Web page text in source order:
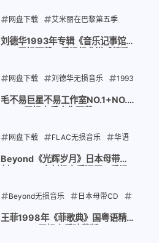
网盘下载 艾米丽在巴黎第五季
Emily in Paris Season 5 网飞剧集
2025-12-19
刘德华1993年专辑《音乐记事馆》
网盘下载 刘德华无损音乐 1993
年经典专辑 港式情歌合集 Flac无
2025-12-19
毛不易巨星不易工作室NO.1+NO.2
网盘下载 FLAC无损音乐 华语
流行音乐 毛不易专辑下载 巨星不
2025-12-19
Beyond《光辉岁月》日本母带慢
Beyond无损音乐 日本母带CD
慢刻技术 WAV无损下载 光辉岁月
王菲1998年《菲歌典》国粤语精选